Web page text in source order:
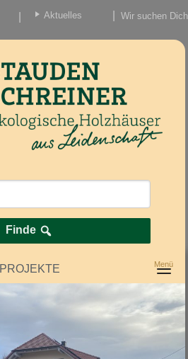
Aktuelles
Nachrichten/Einzug
Wir suchen
Finde
PROJEKTE